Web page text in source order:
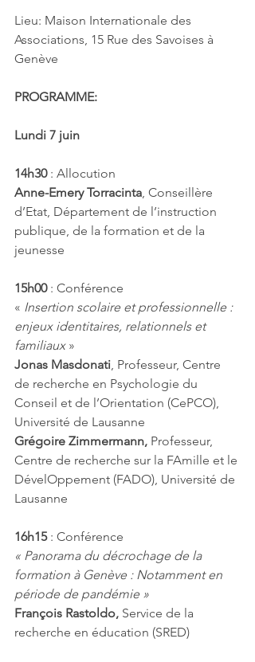
Lieu: Maison Internationale des
Associations, 15 Rue des Savoises à
Genève
PROGRAMME:
Lundi 7 juin
14h30 : Allocution
Anne-Emery Torracinta, Conseillère
d’Etat, Département de l’instruction
publique, de la formation et de la
jeunesse
15h00 : Conférence
« Insertion scolaire et professionnelle :
enjeux identitaires, relationnels et
familiaux »
Jonas Masdonati, Professeur, Centre
de recherche en Psychologie du
Conseil et de l’Orientation (CePCO),
Université de Lausanne
Grégoire Zimmermann, Professeur,
Centre de recherche sur la FAmille et le
DévelOppement (FADO), Université de
Lausanne
16h15 : Conférence
« Panorama du décrochage de la
formation à Genève : Notamment en
période de pandémie »
François Rastoldo, Service de la
recherche en éducation (SRED)